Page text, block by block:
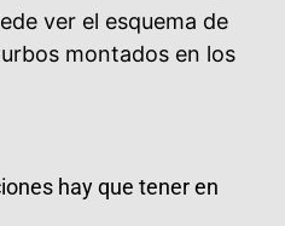
ver el esquema de
montados en los
hay que tener en